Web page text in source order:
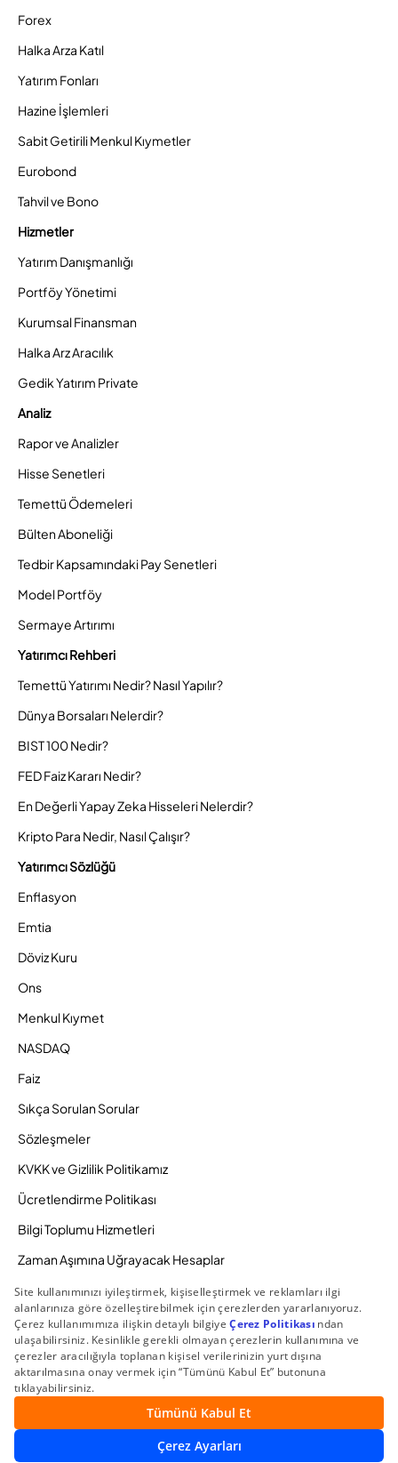
Forex
Halka Arza Katıl
Yatırım Fonları
Hazine İşlemleri
Sabit Getirili Menkul Kıymetler
Eurobond
Tahvil ve Bono
Hizmetler
Yatırım Danışmanlığı
Portföy Yönetimi
Kurumsal Finansman
Halka Arz Aracılık
Gedik Yatırım Private
Analiz
Rapor ve Analizler
Hisse Senetleri
Temettü Ödemeleri
Bülten Aboneliği
Tedbir Kapsamındaki Pay Senetleri
Model Portföy
Sermaye Artırımı
Yatırımcı Rehberi
Temettü Yatırımı Nedir? Nasıl Yapılır?
Dünya Borsaları Nelerdir?
BIST 100 Nedir?
FED Faiz Kararı Nedir?
En Değerli Yapay Zeka Hisseleri Nelerdir?
Kripto Para Nedir, Nasıl Çalışır?
Yatırımcı Sözlüğü
Enflasyon
Emtia
Döviz Kuru
Ons
Menkul Kıymet
NASDAQ
Faiz
Sıkça Sorulan Sorular
Sözleşmeler
KVKK ve Gizlilik Politikamız
Ücretlendirme Politikası
Bilgi Toplumu Hizmetleri
Zaman Aşımına Uğrayacak Hesaplar
Duyurular ve Kampanyalar
© 2026 Gedik Yatırım Menkul Değerler AŞ. Tüm Hakları